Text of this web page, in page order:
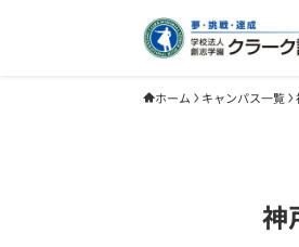
ホーム キャンパス一覧
神